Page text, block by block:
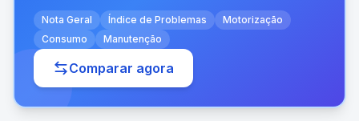
Nota Geral Índice de Problemas
Motorização
Consumo
Manutenção
Comparar agora